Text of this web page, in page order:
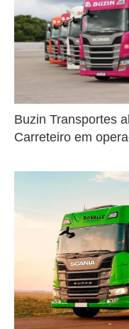
Buzin Transportes
Carreteiro em